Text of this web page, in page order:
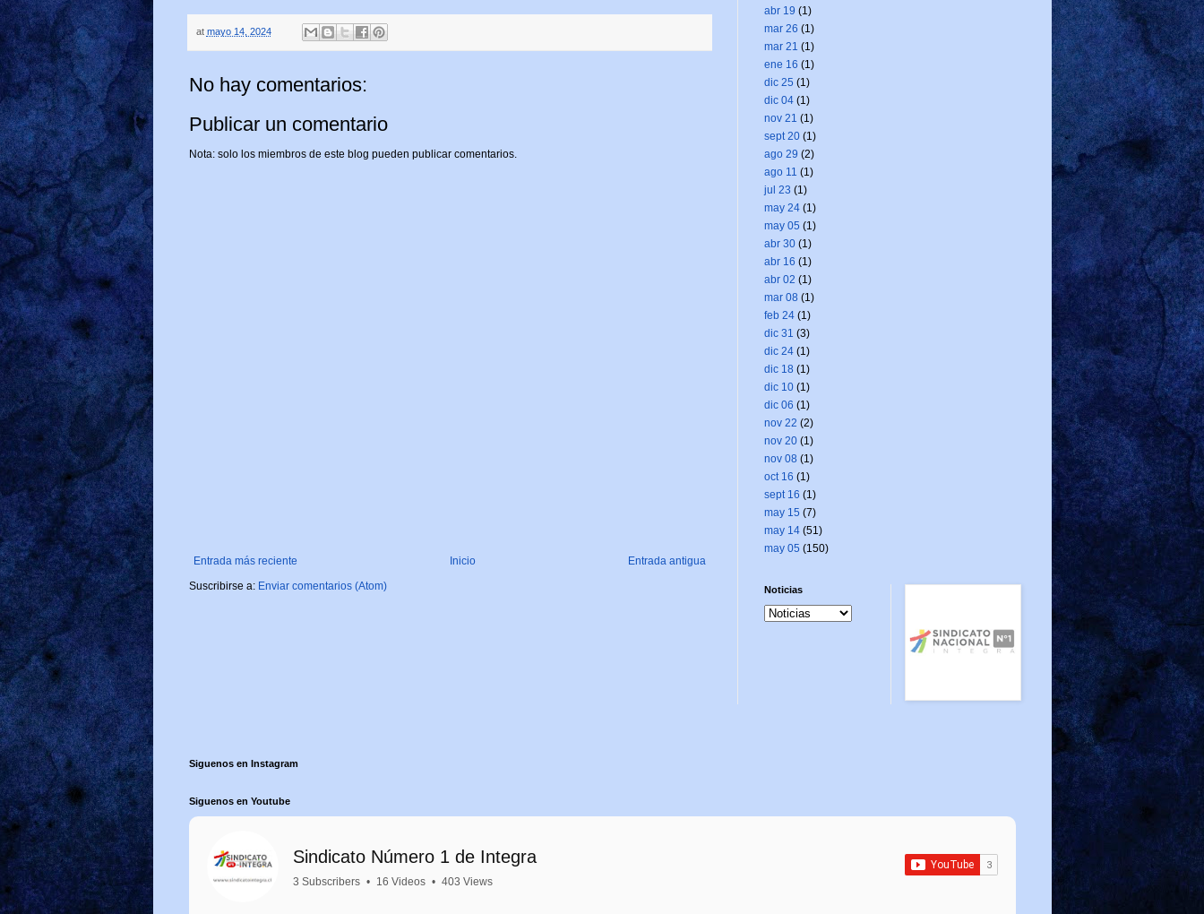
at mayo 14, 2024
No hay comentarios:
Publicar un comentario
Nota: solo los miembros de este blog pueden publicar comentarios.
Entrada más reciente Entrada antigua
Inicio
Suscribirse a: Enviar comentarios (Atom)
abr 19 (1)
mar 26 (1)
mar 21 (1)
ene 16 (1)
dic 25 (1)
dic 04(1)
nov 21 (1)
sept 20(1)
ago 29 (2)
ago 11 (1)
jul 23 (1)
may 24(1)
may 05 (1)
abr 30(1)
abr 16 (1)
abr 02 (1)
mar 08 (1)
feb 24(1)
dic 31 (3)
dic 24(1)
dic 18 (1)
dic 10(1)
dic 06 (1)
nov 22 (2)
nov 20(1)
nov 08 (1)
oct 16 (1)
sept 16 (1)
may 15 (7)
may 14(51)
may 05 (150)
Noticias
Siguenos en Instagram
Siguenos en Youtube
Sindicato Número 1 de Integra
3 Subscribers • 16 Videos • 403 Views